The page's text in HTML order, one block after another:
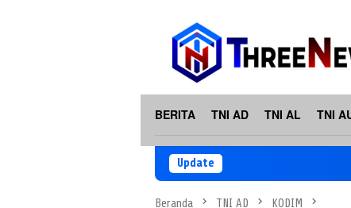
BERITA TNI AD TNI AL TNI
Update
Beranda TNI AD KODIM